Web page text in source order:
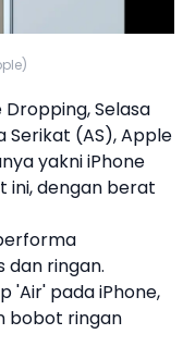
Selasa
(AS),Apple
yakniiPhone
ini, dengan berat
dan ringan.
'Air' padaiPhone,
bobot ringan